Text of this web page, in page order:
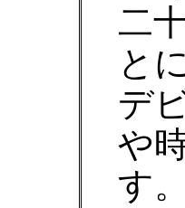
二
と
デ
や
す。